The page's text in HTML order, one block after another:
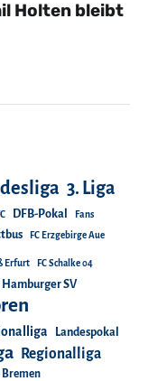
Holten bleibt
3. Liga
DFB-Pokal Fans
FC Erzgebirge Aue
Erfurt FC Schalke 04
Hamburger SV
Landespokal
Regionalliga
Bremen